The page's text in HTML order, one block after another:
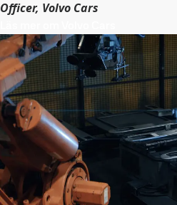
Officer, Volvo Cars